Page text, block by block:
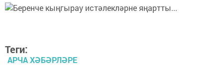
Теги:
АРЧА ХӘБӘРЛӘРЕ